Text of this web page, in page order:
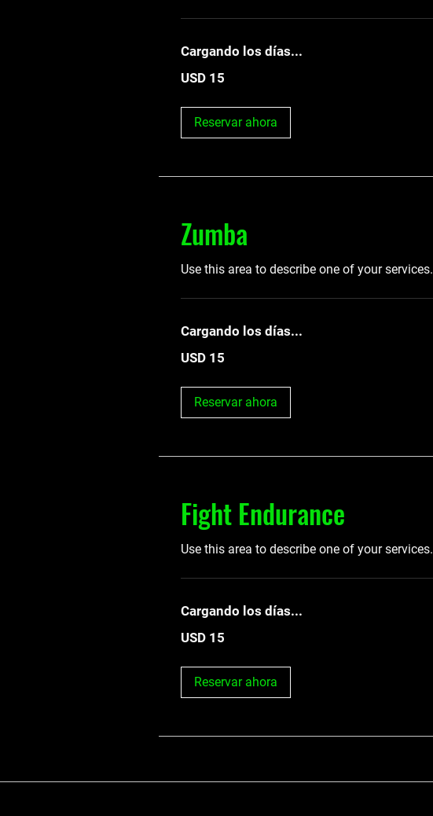
Cargando los días...
dólares
USD 15
Reservar ahora
Zumba
Use this area to describe one of your services.
Cargando los días...
dólares
USD 15
Reservar ahora
Fight Endurance
Use this area to describe one of your services.
Cargando los días...
dólares
USD 15
Reservar ahora